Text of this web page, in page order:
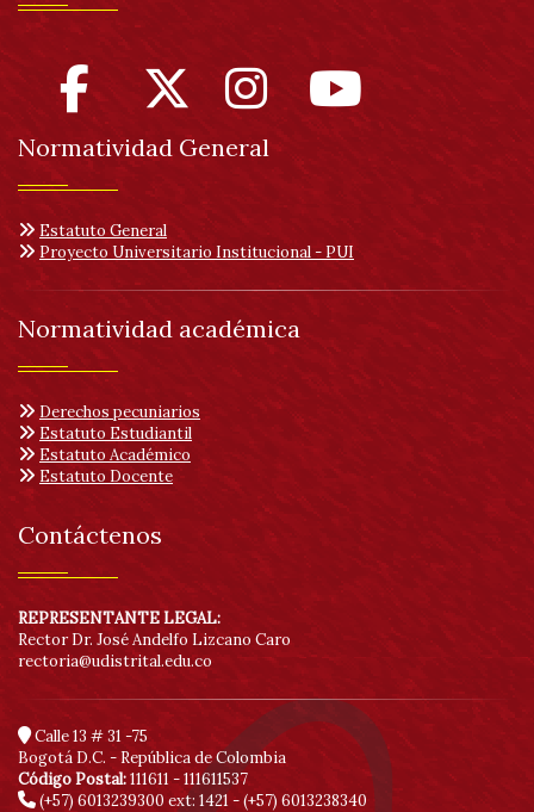
Normatividad General
Estatuto General
Proyecto Universitario Institucional - PUI
Normatividad académica
Derechos pecuniarios
Estatuto Estudiantil
Estatuto Académico
Estatuto Docente
Contáctenos
REPRESENTANTE LEGAL:
Rector Dr. José Andelfo Lizcano Caro
rectoria@udistrital.edu.co
Calle 13 # 31 -75
Bogotá D.C. - República de Colombia
Código Postal:111611 - 111611537
(+57) 6013239300 ext: 1421 - (+57) 6013238340